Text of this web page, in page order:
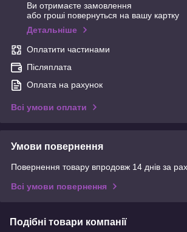
Ви отримаєте замовлення
або гроші повернуться на вашу картку
Детальніше
Оплатити частинами
Післяплата
Оплата на рахунок
Всі умови оплати
Умови повернення
Повернення товару впродовж 14 днів за
Всі умови повернення
Подібні товари компанії